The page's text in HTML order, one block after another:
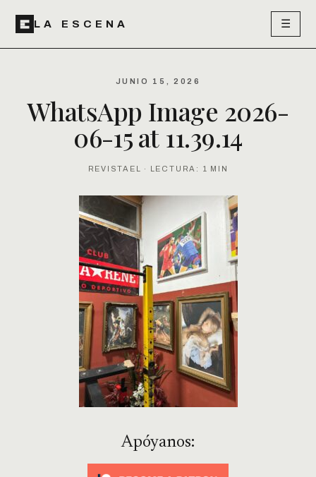
LA ESCENA ☰
JUNIO 15, 2026
WhatsApp Image 2026-
06-15 at 11.39.14
REVISTAEL · LECTURA: 1 MIN
Apóyanos: